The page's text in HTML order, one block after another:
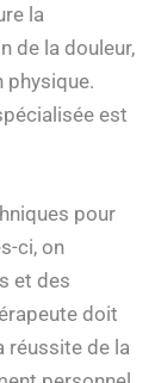
la
de la douleur,
physique.
est
pour
ci, on
et des
doit
réussite de la